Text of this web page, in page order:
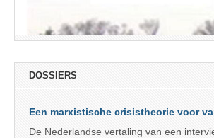
DOSSIERS
Een marxistische crisistheorie voor
De Nederlandse vertaling van een